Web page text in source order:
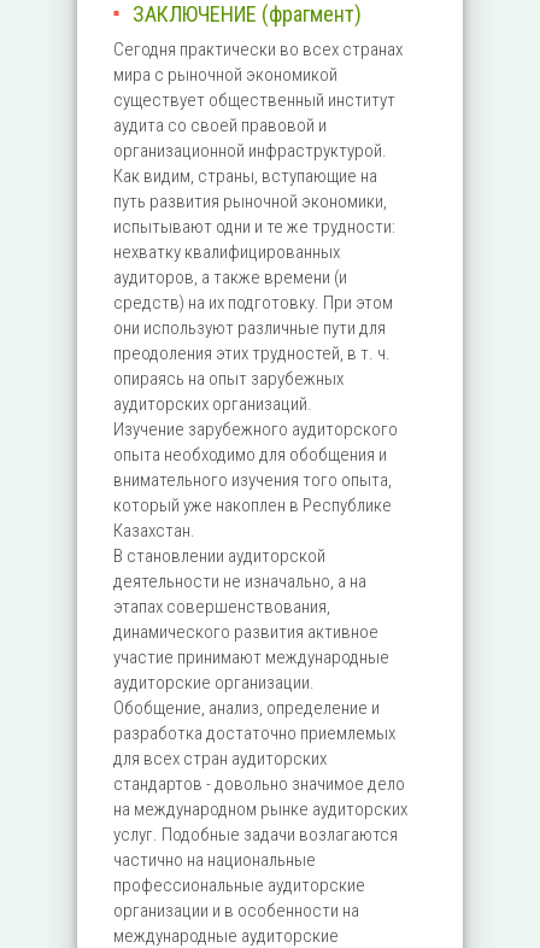
ЗАКЛЮЧЕНИЕ (фрагмент)
Сегодня практически во всех странах
мира с рыночной экономикой
существует общественный институт
аудита со своей правовой и
организационной инфраструктурой.
Как видим, страны, вступающие на
путь развития рыночной экономики,
испытывают одни и те же трудности:
нехватку квалифицированных
аудиторов, а также времени (и
средств) на их подготовку. При этом
они используют различные пути для
преодоления этих трудностей, в т. ч.
опираясь на опыт зарубежных
аудиторских организаций.
Изучение зарубежного аудиторского
опыта необходимо для обобщения и
внимательного изучения того опыта,
который уже накоплен в Республике
Казахстан.
В становлении аудиторской
деятельности не изначально, а на
этапах совершенствования,
динамического развития активное
участие принимают международные
аудиторские организации.
Обобщение, анализ, определение и
разработка достаточно приемлемых
для всех стран аудиторских
стандартов - довольно значимое дело
на международном рынке аудиторских
услуг. Подобные задачи возлагаются
частично на национальные
профессиональные аудиторские
организации и в особенности на
международные аудиторские